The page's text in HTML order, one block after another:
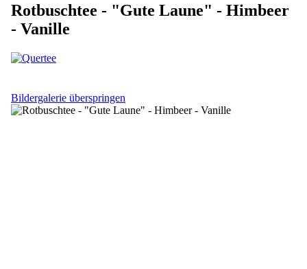
Rotbuschtee - "Gute Laune" - Himbeer
- Vanille
Bildergalerie überspringen